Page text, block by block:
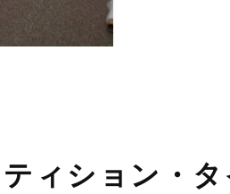
ィション・